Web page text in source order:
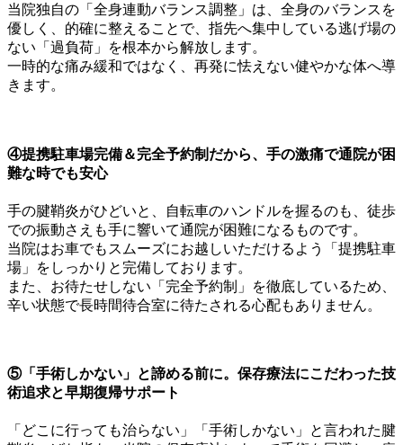
当院独自の「全身連動バランス調整」は、全身のバランスを
優しく、的確に整えることで、指先へ集中している逃げ場の
ない「過負荷」を根本から解放します。
一時的な痛み緩和ではなく、再発に怯えない健やかな体へ導
きます。
④提携駐車場完備＆完全予約制だから、手の激痛で通院が困
難な時でも安心
手の腱鞘炎がひどいと、自転車のハンドルを握るのも、徒歩
での振動さえも手に響いて通院が困難になるものです。
当院はお車でもスムーズにお越しいただけるよう「提携駐車
場」をしっかりと完備しております。
また、お待たせしない「完全予約制」を徹底しているため、
辛い状態で長時間待合室に待たされる心配もありません。
⑤「手術しかない」と諦める前に。保存療法にこだわった技
術追求と早期復帰サポート
「どこに行っても治らない」「手術しかない」と言われた腱